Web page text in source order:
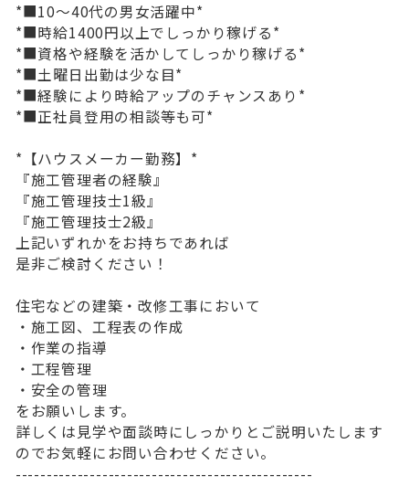
*■10～40代の男女活躍中*
*■時給1400円以上でしっかり稼げる*
*■資格や経験を活かしてしっかり稼げる*
*■土曜日出勤は少な目*
*■経験により時給アップのチャンスあり*
*■正社員登用の相談等も可*
*【ハウスメーカー勤務】*
『施工管理者の経験』
『施工管理技士1級』
『施工管理技士2級』
上記いずれかをお持ちであれば
是非ご検討ください！
住宅などの建築・改修工事において
・施工図、工程表の作成
・作業の指導
・工程管理
・安全の管理
をお願いします。
詳しくは見学や面談時にしっかりとご説明いたします
のでお気軽にお問い合わせください。
------------------------------------------------